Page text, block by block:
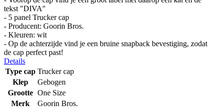
tekst "DIVA"
- 5 panel Trucker cap
- Producent: Goorin Bros.
- Kleuren: wit
- Op de achterzijde vind je een bruine snapback bevestiging, zodat
de cap perfect past!
Details
Type cap Trucker cap
Klep
Gebogen
Grootte One Size
Merk
Goorin Bros.